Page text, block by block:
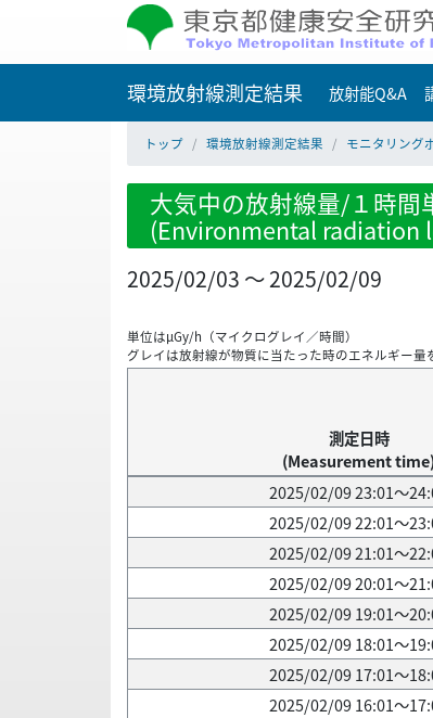
環境放射線測定結果 放射能Q&A
トップ 環境放射線測定結果 モニタリング
大気中の放射線量/１時間
(Environmental radiation
2025/02/03 ～ 2025/02/09
単位はμGy/h（マイクログレイ／時間）
グレイは放射線が物質に当たった時のエネルギー量
測定日時
(Measurement
2025/02/09 23:01～
2025/02/09 22:01～
2025/02/09 21:01～
2025/02/09 20:01～
2025/02/09 19:01～
2025/02/09 18:01～
2025/02/09 17:01～
2025/02/09 16:01～